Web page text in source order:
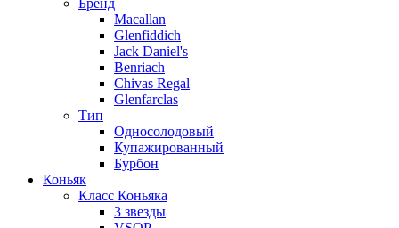
Macallan
Glenfiddich
Jack Daniel's
Benriach
Chivas Regal
Glenfarclas
Тип
Односолодовый
Купажированный
Бурбон
Коньяк
Класс Коньяка
3 звезды